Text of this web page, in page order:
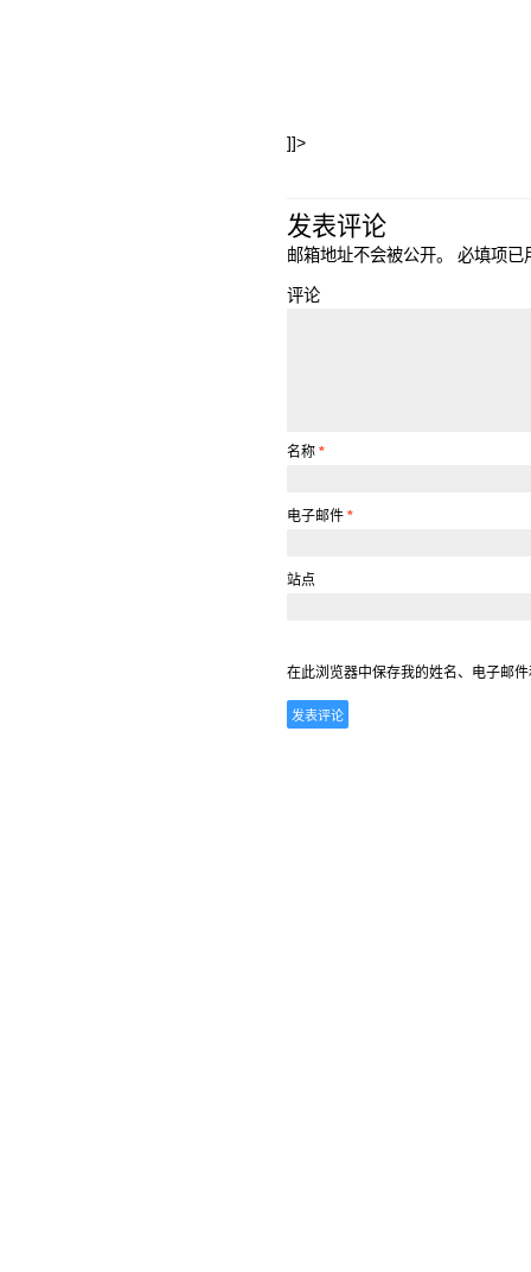
]]>
发表评论
邮箱地址不会被公开。 必填项已
评论
名称 *
电子邮件 *
站点
在此浏览器中保存我的姓名、电子邮